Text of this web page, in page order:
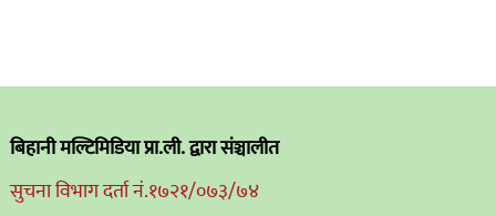
बिहानी मल्टिमिडिया प्रा.ली. द्वारा संञ्चालीत
सुचना विभाग दर्ता नं.१७२१/०७३/७४